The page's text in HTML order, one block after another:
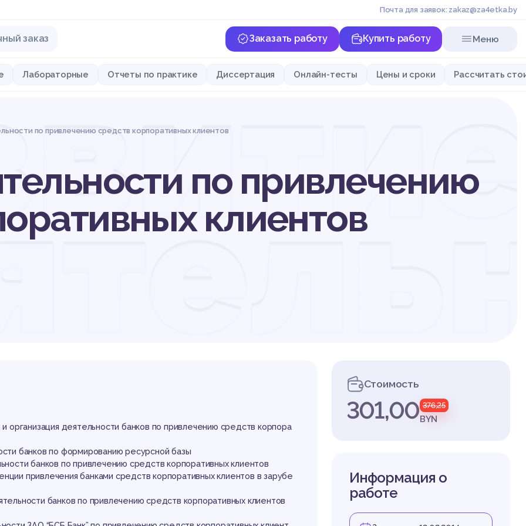
Почта для заявок: zakaz@za4etka.by
заказ Заказать работу Купить работу Меню
Лабораторные Отчеты по практике Диссертация Онлайн-тесты Цены и сроки Рассчитать
по привлечению средств корпоративных клиентов
по привлечению
клиентов
организация деятельности банков по привлечению средств корпора
банков по формированию ресурсной базы
банков по привлечению средств корпоративных клиентов
привлечения банками средств корпоративных клиентов в зарубе
банков по привлечению средств корпоративных клиентов
Стоимость
301,00 376,25
BYN
Информация о
работе